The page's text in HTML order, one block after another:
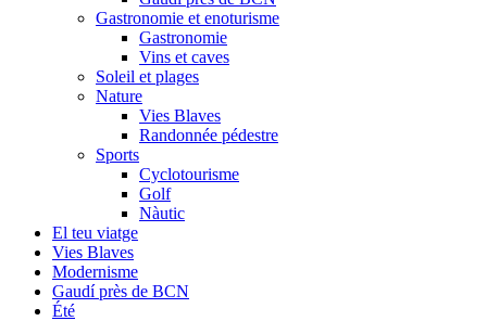
Gastronomie et enoturisme
Gastronomie
Vins et caves
Soleil et plages
Nature
Vies Blaves
Randonnée pédestre
Sports
Cyclotourisme
Golf
Nàutic
El teu viatge
Vies Blaves
Modernisme
Gaudí près de BCN
Été